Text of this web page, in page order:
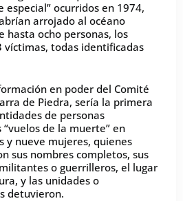
especial” ocurridos en 1974,
arrojado al océano
hasta ocho personas, los
víctimas, todas identificadas
en poder del Comité
de Piedra, sería la primera
de personas
de la muerte” en
y nueve mujeres, quienes
sus nombres completos, sus
o guerrilleros, el lugar
y las unidades o
detuvieron.